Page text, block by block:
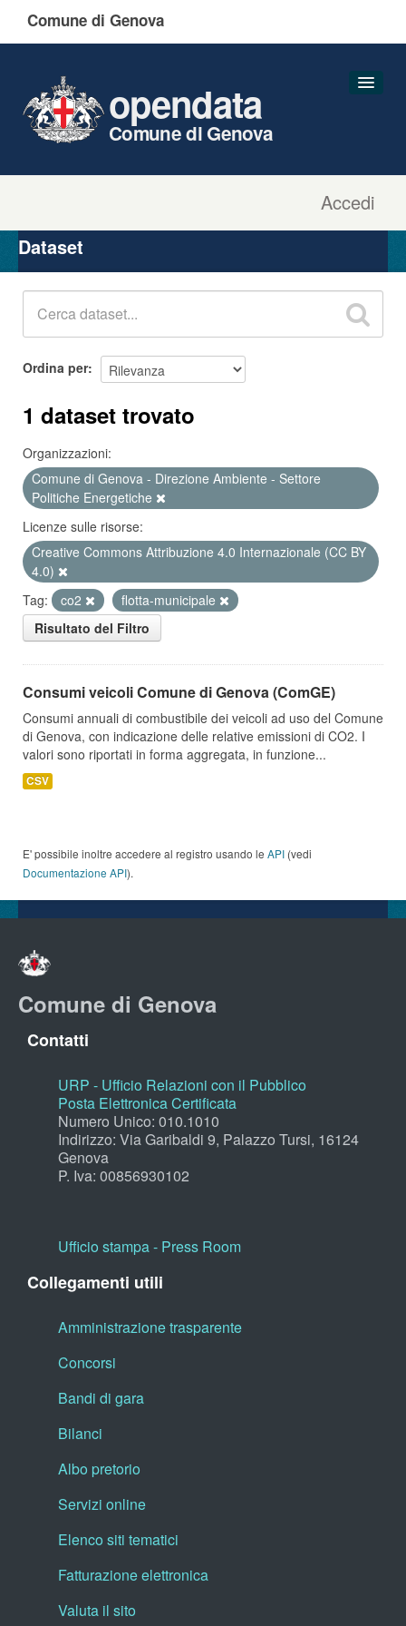
Comune di Genova
Accedi
opendata
Comune di Genova
Organizzazioni
Gruppi
Dataset
Ordina per
1 dataset trovato
Organizzazioni:
Comune di Genova - Direzione Ambiente - Settore
Politiche Energetiche
Licenze sulle risorse:
Creative Commons Attribuzione 4.0 Internazionale (CC BY
4.0)
Tag:
co2
flotta-municipale
Risultato del Filtro
Consumi veicoli Comune di Genova (ComGE)
Consumi annuali di combustibile dei veicoli ad uso del Comune
di Genova, con indicazione delle relative emissioni di CO2. I
valori sono riportati in forma aggregata, in funzione...
CSV
E' possibile inoltre accedere al registro usando le API (vedi
Documentazione API).
Comune di Genova
Contatti
URP - Ufficio Relazioni con il Pubblico
Posta Elettronica Certificata
Numero Unico: 010.1010
Indirizzo: Via Garibaldi 9, Palazzo Tursi, 16124
Genova
P. Iva: 00856930102
Ufficio stampa - Press Room
Collegamenti utili
Amministrazione trasparente
Concorsi
Bandi di gara
Bilanci
Albo pretorio
Servizi online
Elenco siti tematici
Fatturazione elettronica
Valuta il sito